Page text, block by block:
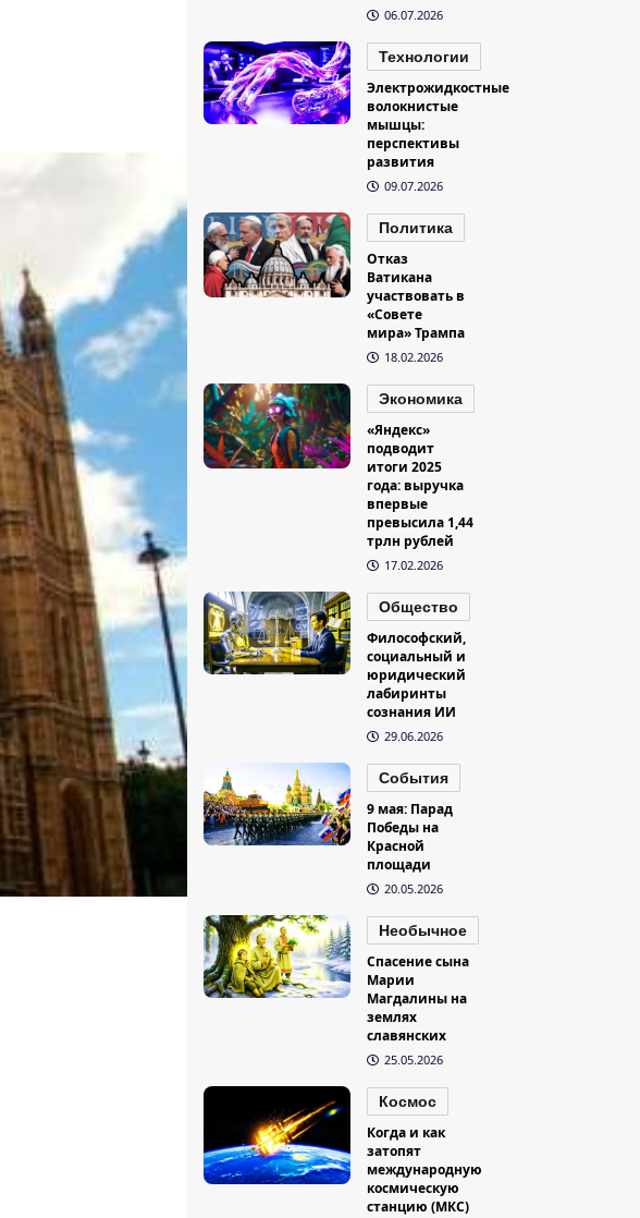
06.07.2026
Технологии
Электрожидкостные
волокнистые
мышцы:
перспективы
развития
09.07.2026
Политика
Отказ
Ватикана
участвовать в
«Совете
мира» Трампа
18.02.2026
Экономика
«Яндекс»
подводит
итоги 2025
года: выручка
впервые
превысила 1,44
трлн рублей
17.02.2026
Общество
Философский,
социальный и
юридический
лабиринты
сознания ИИ
29.06.2026
События
9 мая: Парад
Победы на
Красной
площади
20.05.2026
Необычное
Спасение сына
Марии
Магдалины на
землях
славянских
25.05.2026
Космос
Когда и как
затопят
международную
космическую
станцию (МКС)